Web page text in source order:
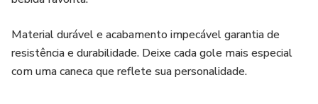
Material durável e acabamento impecável garantia de
resistência e durabilidade. Deixe cada gole mais especial
com uma caneca que reflete sua personalidade.